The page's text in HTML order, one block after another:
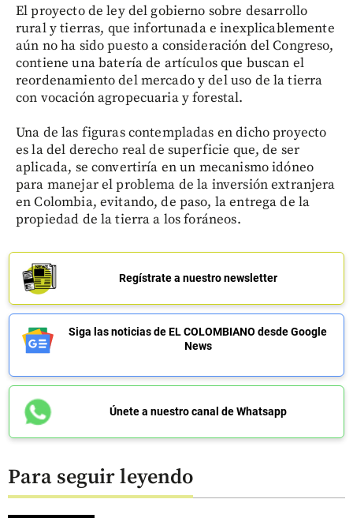
El proyecto de ley del gobierno sobre desarrollo
rural y tierras, que infortunada e inexplicablemente
aún no ha sido puesto a consideración del Congreso,
contiene una batería de artículos que buscan el
reordenamiento del mercado y del uso de la tierra
con vocación agropecuaria y forestal.
Una de las figuras contempladas en dicho proyecto
es la del derecho real de superficie que, de ser
aplicada, se convertiría en un mecanismo idóneo
para manejar el problema de la inversión extranjera
en Colombia, evitando, de paso, la entrega de la
propiedad de la tierra a los foráneos.
Regístrate a nuestro newsletter
Siga las noticias de EL COLOMBIANO desde Google
News
Únete a nuestro canal de Whatsapp
Para seguir leyendo